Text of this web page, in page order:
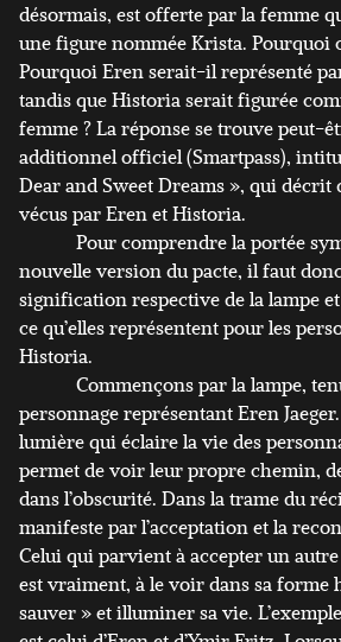
désormais, est offerte par la femme
une figure nommée Krista. Pourquoi
Pourquoi Eren serait-il représenté
tandis que Historia serait figurée
femme ? La réponse se trouve peut-
additionnel officiel (Smartpass),
Dear and Sweet Dreams », qui décrit
vécus par Eren et Historia.
Pour comprendre la portée
nouvelle version du pacte, il faut
signification respective de la lampe
ce qu’elles représentent pour les
Historia.
Commençons par la lampe,
personnage représentant Eren
lumière qui éclaire la vie des
permet de voir leur propre chemin,
dans l’obscurité. Dans la trame du
manifeste par l’acceptation et la
Celui qui parvient à accepter un
est vraiment, à le voir dans sa forme
sauver » et illuminer sa vie.